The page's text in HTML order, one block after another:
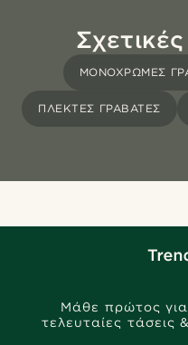
ΜΟΝΌΧΡΩΜΕΣ
ΠΛΕΚΤΈΣ ΓΡΑΒΆΤΕΣ
Μάθε πρώτος για
τελευταίες τάσεις